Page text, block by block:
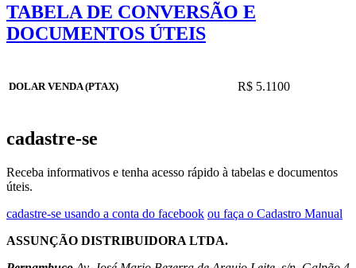
TABELA DE CONVERSÃO E
DOCUMENTOS ÚTEIS
DOLAR VENDA (PTAX) R$ 5.1100
cadastre-se
Receba informativos e tenha acesso rápido à tabelas e documentos
úteis.
cadastre-se usando a conta do facebook ou faça o Cadastro Manual
ASSUNÇÃO DISTRIBUIDORA LTDA.